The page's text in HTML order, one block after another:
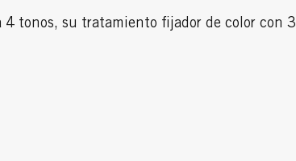
tonos, su tratamiento fijador de color con